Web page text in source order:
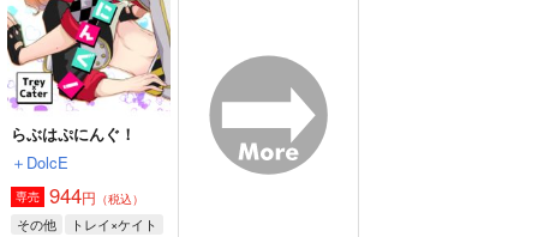
トレイ×ケイト
サンプル
作品詳細
サンプル
作品詳細
らぶはぷにんぐ！
＋DolcE
専売 944円 （税込）
その他 トレイ×ケイト